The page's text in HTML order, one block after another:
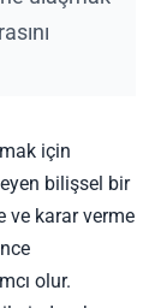
için
bilişsel bir
ve karar verme
olur.